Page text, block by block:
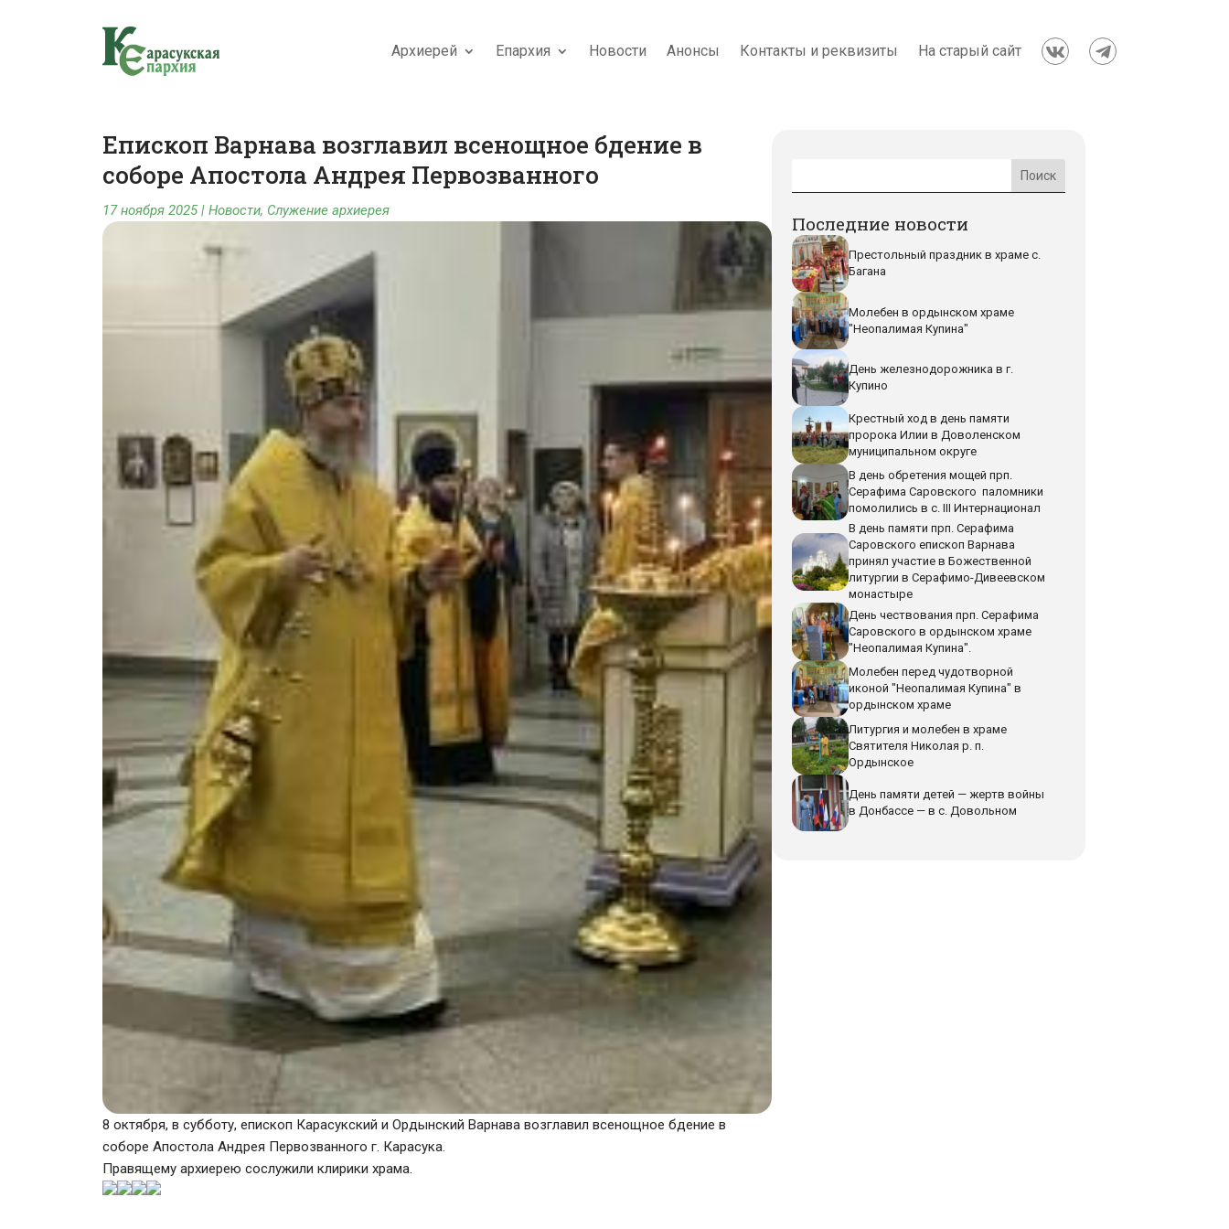
Архиерей Епархия Новости Анонсы Контакты и реквизиты На старый сайт  
Епископ Варнава возглавил всенощное бдение в
соборе Апостола Андрея Первозванного
17 ноября 2025| Новости, Служение архиерея
8 октября, в субботу, епископ Карасукский и Ордынский Варнава возглавил всенощное бдение в
соборе Апостола Андрея Первозванного г. Карасука.
Правящему архиерею сослужили клирики храма.
Последние новости
Престольный праздник в храме с.
Багана
Молебен в ордынском храме
"Неопалимая Купина"
День железнодорожника в г.
Купино
Крестный ход в день памяти
пророка Илии в Доволенском
муниципальном округе
В день обретения мощей прп.
Серафима Саровского паломники
помолились в с. III Интернационал
В день памяти прп. Серафима
Саровского епископ Варнава
принял участие в Божественной
литургии в Серафимо-Дивеевском
монастыре
День чествования прп. Серафима
Саровского в ордынском храме
"Неопалимая Купина".
Молебен перед чудотворной
иконой "Неопалимая Купина" в
ордынском храме
Литургия и молебен в храме
Святителя Николая р. п.
Ордынское
День памяти детей — жертв войны
в Донбассе — в с. Довольном